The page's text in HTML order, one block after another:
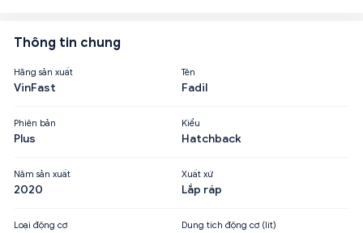
Thông tin chung
Hãng sản xuất
VinFast
Tên
Fadil
Phiên bản
Plus
Kiểu
Hatchback
Năm sản xuất
2020
Xuất xứ
Lắp ráp
Loại động cơ Dung tích động cơ (lít)